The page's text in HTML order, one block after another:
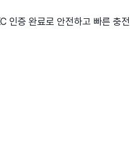
인증 완료로 안전하고 빠른 충